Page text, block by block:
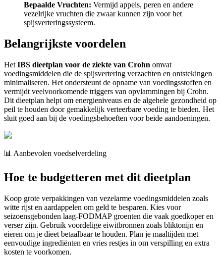
Bepaalde Vruchten: Vermijd appels, peren en andere
vezelrijke vruchten die zwaar kunnen zijn voor het
spijsverteringssysteem.
Belangrijkste voordelen
Het IBS dieetplan voor de ziekte van Crohn omvat
voedingsmiddelen die de spijsvertering verzachten en ontstekingen
minimaliseren. Het ondersteunt de opname van voedingsstoffen en
vermijdt veelvoorkomende triggers van opvlammingen bij Crohn.
Dit dieetplan helpt om energieniveaus en de algehele gezondheid op
peil te houden door gemakkelijk verteerbare voeding te bieden. Het
sluit goed aan bij de voedingsbehoeften voor beide aandoeningen.
📊 Aanbevolen voedselverdeling
Hoe te budgetteren met dit dieetplan
Koop grote verpakkingen van vezelarme voedingsmiddelen zoals
witte rijst en aardappelen om geld te besparen. Kies voor
seizoensgebonden laag-FODMAP groenten die vaak goedkoper en
verser zijn. Gebruik voordelige eiwitbronnen zoals bliktonijn en
eieren om je dieet betaalbaar te houden. Plan je maaltijden met
eenvoudige ingrediënten en vries restjes in om verspilling en extra
kosten te voorkomen.